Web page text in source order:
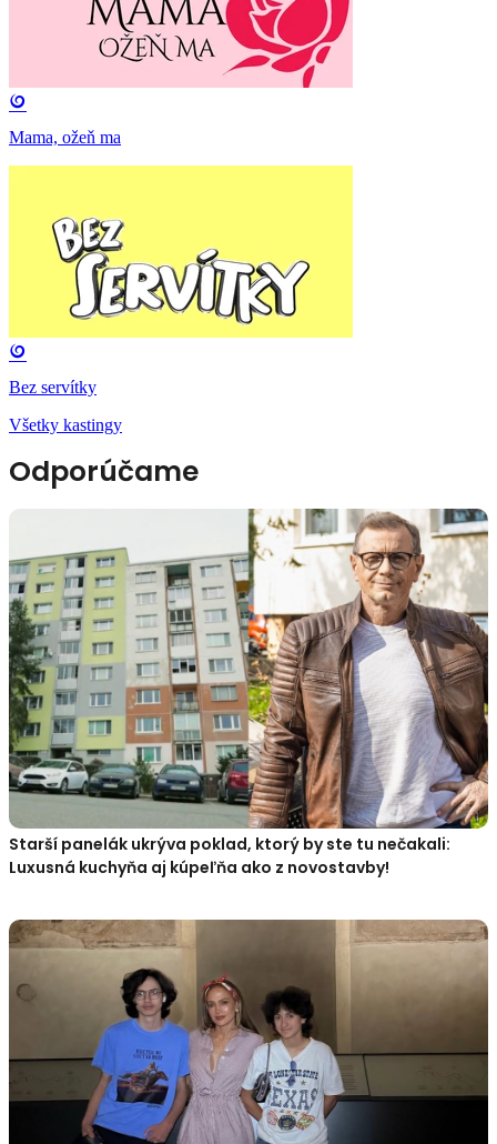
Mama, ožeň ma
Bez servítky
Všetky kastingy
Odporúčame
Starší panelák ukrýva poklad, ktorý by ste tu nečakali:
Luxusná kuchyňa aj kúpeľňa ako z novostavby!